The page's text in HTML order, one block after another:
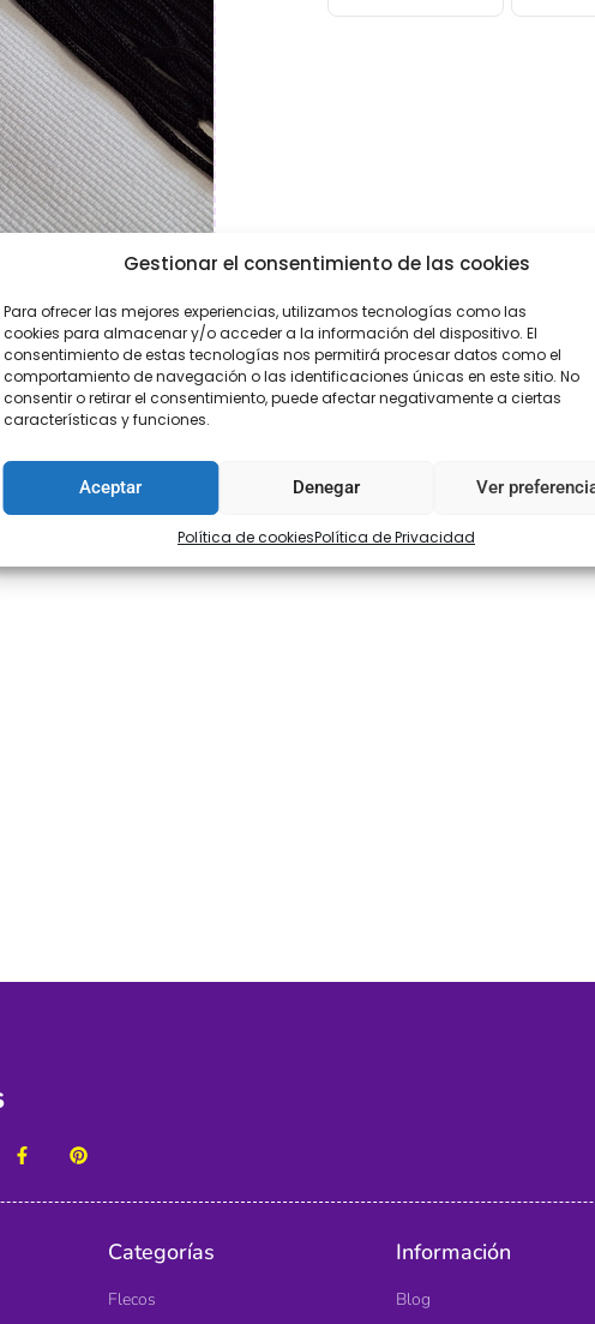
Gestionar el consentimiento de las cookies
Para ofrecer las mejores experiencias, utilizamos tecnologías como las
cookies para almacenar y/o acceder a la información del dispositivo. El
consentimiento de estas tecnologías nos permitirá procesar datos como el
comportamiento de navegación o las identificaciones únicas en este sitio. No
consentir o retirar el consentimiento, puede afectar negativamente a ciertas
características y funciones.
Aceptar Denegar Ver
Política de cookiesPolítica de Privacidad
Categorías
Flecos
Información
Blog